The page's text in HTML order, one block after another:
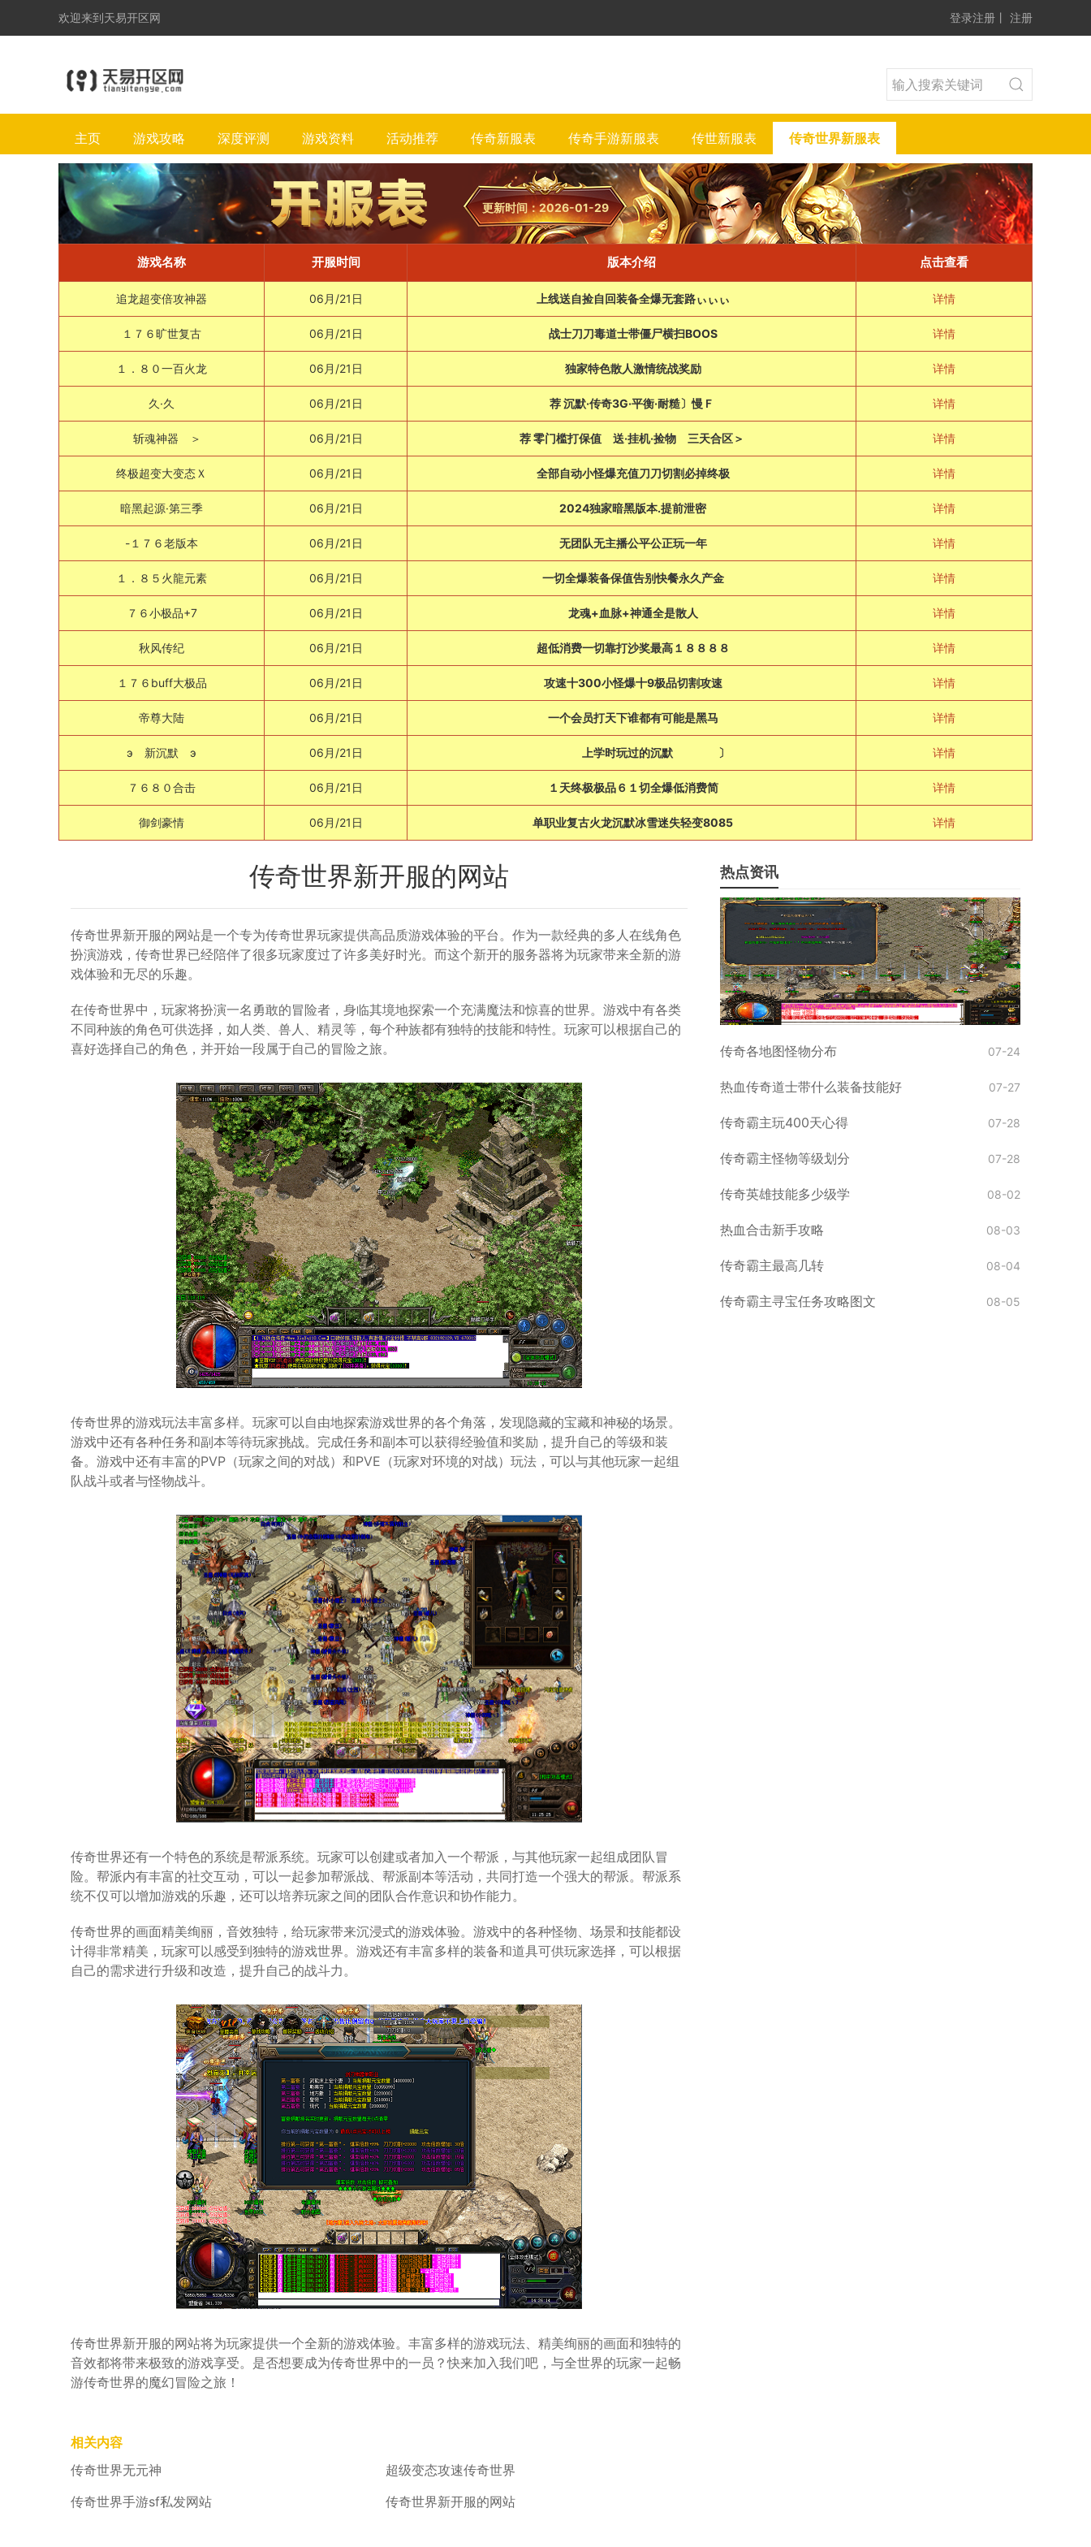
欢迎来到天易开区网 登录注册 丨 注册
主页 游戏攻略 深度评测 游戏资料 活动推荐 传奇新服表 传奇手游新服表 传世新服表 传奇世界新服表
更新时间：2026-01-29
游戏名称 开服时间 版本介绍 点击查看
追龙超变倍攻神器 06月/21日 上线送自捡自回装备全爆无套路ぃぃぃ 详情
１７６旷世复古 06月/21日 战士刀刀毒道士带僵尸横扫BOOS 详情
１．８０一百火龙 06月/21日 独家特色散人激情统战奖励 详情
久·久 06月/21日 荐 沉默·传奇3G·平衡·耐糙〕慢Ｆ 详情
斩魂神器 ＞ 06月/21日 荐 零门槛打保值 送·挂机·捡物 三天合区＞ 详情
终极超变大变态Ｘ 06月/21日 全部自动小怪爆充值刀刀切割必掉终极 详情
暗黑起源·第三季 06月/21日 2024独家暗黑版本.提前泄密 详情
-１７６老版本 06月/21日 无团队无主播公平公正玩一年 详情
１．８５火龍元素 06月/21日 一切全爆装备保值告别快餐永久产金 详情
７６小极品+7 06月/21日 龙魂+血脉+神通全是散人 详情
秋风传纪 06月/21日 超低消费一切靠打沙奖最高１８８８８ 详情
１７６buff大极品 06月/21日 攻速十300小怪爆十9极品切割攻速 详情
帝尊大陆 06月/21日 一个会员打天下谁都有可能是黑马 详情
э 新沉默 э 06月/21日 上学时玩过的沉默 〕 详情
７６８０合击 06月/21日 １天终极极品６１切全爆低消费简 详情
御剑豪情 06月/21日 单职业复古火龙沉默冰雪迷失轻变8085 详情
传奇世界新开服的网站
传奇世界新开服的网站是一个专为传奇世界玩家提供高品质游戏体验的平台。作为一款经典的多人在线角色
扮演游戏，传奇世界已经陪伴了很多玩家度过了许多美好时光。而这个新开的服务器将为玩家带来全新的游
戏体验和无尽的乐趣。
在传奇世界中，玩家将扮演一名勇敢的冒险者，身临其境地探索一个充满魔法和惊喜的世界。游戏中有各类
不同种族的角色可供选择，如人类、兽人、精灵等，每个种族都有独特的技能和特性。玩家可以根据自己的
喜好选择自己的角色，并开始一段属于自己的冒险之旅。
传奇世界的游戏玩法丰富多样。玩家可以自由地探索游戏世界的各个角落，发现隐藏的宝藏和神秘的场景。
游戏中还有各种任务和副本等待玩家挑战。完成任务和副本可以获得经验值和奖励，提升自己的等级和装
备。游戏中还有丰富的PVP（玩家之间的对战）和PVE（玩家对环境的对战）玩法，可以与其他玩家一起组
队战斗或者与怪物战斗。
传奇世界还有一个特色的系统是帮派系统。玩家可以创建或者加入一个帮派，与其他玩家一起组成团队冒
险。帮派内有丰富的社交互动，可以一起参加帮派战、帮派副本等活动，共同打造一个强大的帮派。帮派系
统不仅可以增加游戏的乐趣，还可以培养玩家之间的团队合作意识和协作能力。
传奇世界的画面精美绚丽，音效独特，给玩家带来沉浸式的游戏体验。游戏中的各种怪物、场景和技能都设
计得非常精美，玩家可以感受到独特的游戏世界。游戏还有丰富多样的装备和道具可供玩家选择，可以根据
自己的需求进行升级和改造，提升自己的战斗力。
传奇世界新开服的网站将为玩家提供一个全新的游戏体验。丰富多样的游戏玩法、精美绚丽的画面和独特的
音效都将带来极致的游戏享受。是否想要成为传奇世界中的一员？快来加入我们吧，与全世界的玩家一起畅
游传奇世界的魔幻冒险之旅！
相关内容
传奇世界无元神
超级变态攻速传奇世界
传奇世界手游sf私发网站
传奇世界新开服的网站
热点资讯
传奇各地图怪物分布 07-24
热血传奇道士带什么装备技能好 07-27
传奇霸主玩400天心得 07-28
传奇霸主怪物等级划分 07-28
传奇英雄技能多少级学 08-02
热血合击新手攻略 08-03
传奇霸主最高几转 08-04
传奇霸主寻宝任务攻略图文 08-05